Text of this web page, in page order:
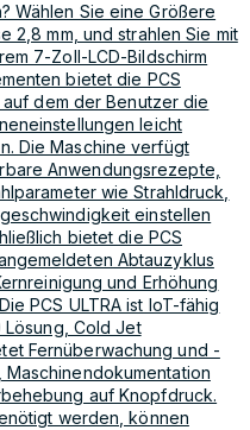
Wählen Sie eine Größere
2,8 mm, und strahlen Sie mit
7-Zoll-LCD-Bildschirm
bietet die PCS
auf dem der Benutzer die
leicht
Die Maschine verfügt
Anwendungsrezepte,
wie Strahldruck,
einstellen
bietet die PCS
Abtauzyklus
und Erhöhung
PCS ULTRA ist IoT-fähig
Lösung, Cold Jet
Fernüberwachung und -
auf Knopfdruck.
werden, können